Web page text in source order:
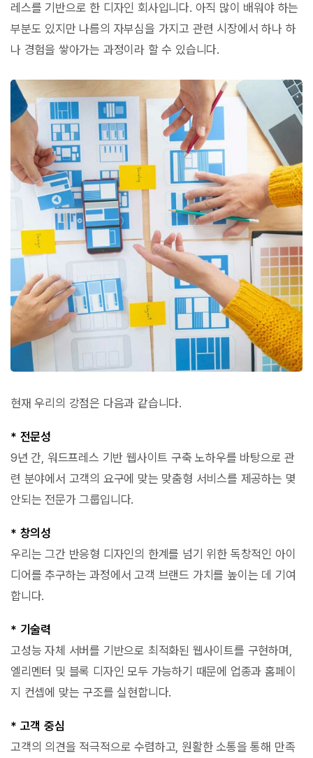
레스를 기반으로 한 디자인 회사입니다. 아직 많이 배워야 하는
부분도 있지만 나름의 자부심을 가지고 관련 시장에서 하나 하
나 경험을 쌓아가는 과정이라 할 수 있습니다.
현재 우리의 강점은 다음과 같습니다.
* 전문성
9년 간, 워드프레스 기반 웹사이트 구축 노하우를 바탕으로 관
련 분야에서 고객의 요구에 맞는 맞춤형 서비스를 제공하는 몇
안되는 전문가 그룹입니다.
* 창의성
우리는 그간 반응형 디자인의 한계를 넘기 위한 독창적인 아이
디어를 추구하는 과정에서 고객 브랜드 가치를 높이는 데 기여
합니다.
* 기술력
고성능 자체 서버를 기반으로 최적화된 웹사이트를 구현하며,
엘리멘터 및 블록 디자인 모두 가능하기 때문에 업종과 홈페이
지 컨셉에 맞는 구조를 실현합니다.
* 고객 중심
고객의 의견을 적극적으로 수렴하고, 원활한 소통을 통해 만족